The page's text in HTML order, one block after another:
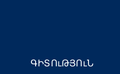
ԳԻՏՈւԹՅՈւՆ